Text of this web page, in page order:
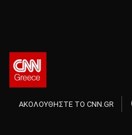
ΑΚΟΛΟΥΘΗΣΤΕ ΤΟ CNN.GR